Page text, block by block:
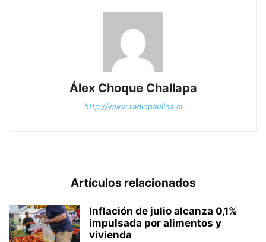
Álex Choque Challapa
http://www.radiopaulina.cl
Artículos relacionados
Inflación de julio alcanza 0,1%
impulsada por alimentos y
vivienda